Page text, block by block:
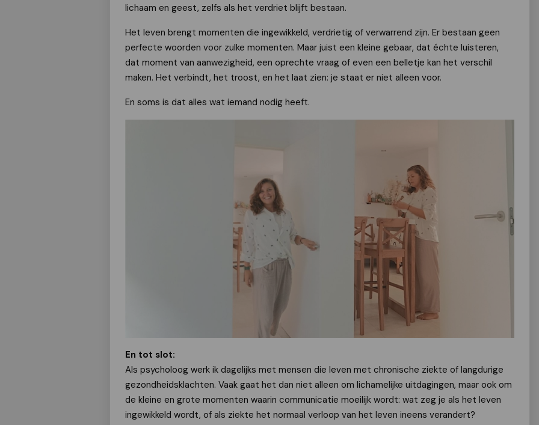
lichaam en geest, zelfs als het verdriet blijft bestaan.
Het leven brengt momenten die ingewikkeld, verdrietig of verwarrend zijn. Er bestaan geen
perfecte woorden voor zulke momenten. Maar juist een kleine gebaar, dat échte luisteren,
dat moment van aanwezigheid, een oprechte vraag of even een belletje kan het verschil
maken. Het verbindt, het troost, en het laat zien: je staat er niet alleen voor.
En soms is dat alles wat iemand nodig heeft.
En tot slot:
Als psycholoog werk ik dagelijks met mensen die leven met chronische ziekte of langdurige
gezondheidsklachten. Vaak gaat het dan niet alleen om lichamelijke uitdagingen, maar ook om
de kleine en grote momenten waarin communicatie moeilijk wordt: wat zeg je als het leven
ingewikkeld wordt, of als ziekte het normaal verloop van het leven ineens verandert?